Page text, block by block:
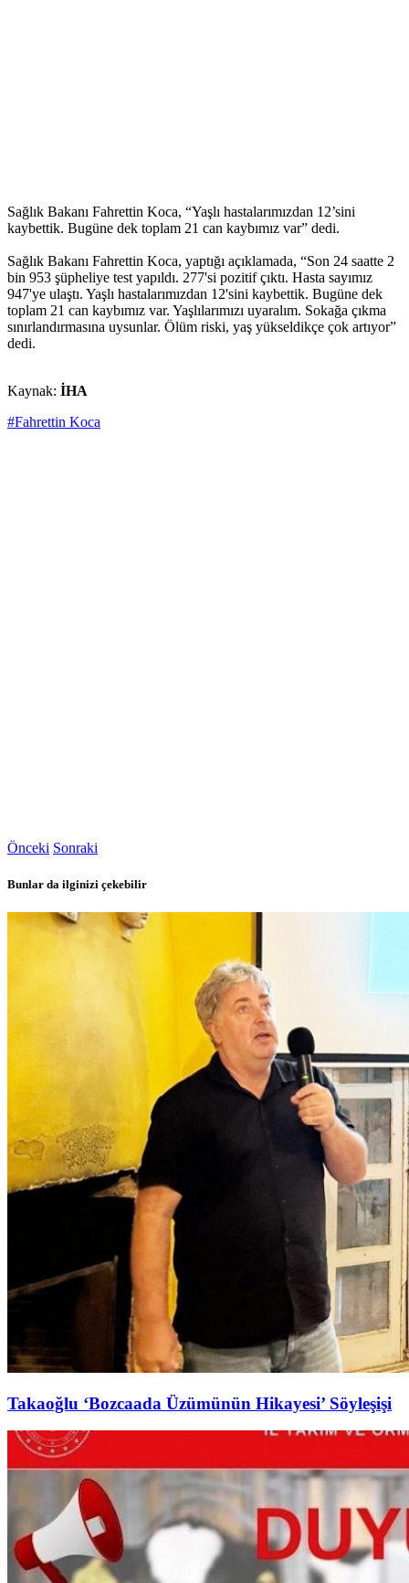
Sağlık Bakanı Fahrettin Koca, “Yaşlı hastalarımızdan 12’sini
kaybettik. Bugüne dek toplam 21 can kaybımız var” dedi.
Sağlık Bakanı Fahrettin Koca, yaptığı açıklamada, “Son 24 saatte 2
bin 953 şüpheliye test yapıldı. 277'si pozitif çıktı. Hasta sayımız
947'ye ulaştı. Yaşlı hastalarımızdan 12'sini kaybettik. Bugüne dek
toplam 21 can kaybımız var. Yaşlılarımızı uyaralım. Sokağa çıkma
sınırlandırmasına uysunlar. Ölüm riski, yaş yükseldikçe çok artıyor”
dedi.
Kaynak: İHA
#Fahrettin Koca
Önceki Sonraki
Bunlar da ilginizi çekebilir
Takaoğlu ‘Bozcaada Üzümünün Hikayesi’ Söyleşişi